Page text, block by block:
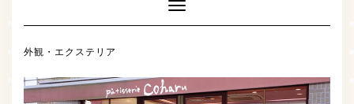
Toggle
Navigation
外観・エクステリア